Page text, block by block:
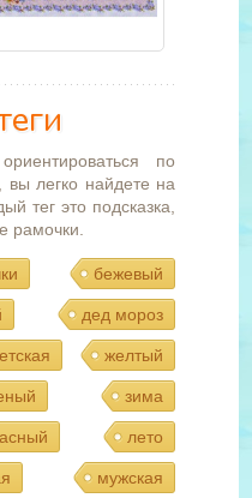
по
вы легко найдете на
тег это подсказка,
рамочки.
бежевый
дед мороз
желтый
зима
лето
мужская